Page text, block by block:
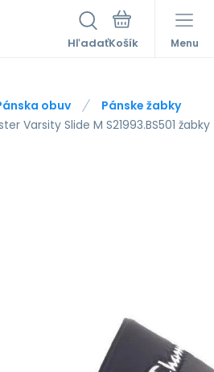
Hľadať Menu
obuv
Pánske žabky
Varsity Slide M S21993.BS501 žabky